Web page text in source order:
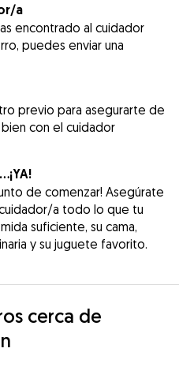
a
encontrado al cuidador
puedes enviar una
previo para asegurarte de
con el cuidador
de comenzar! Asegúrate
a todo lo que tu
suficiente, su cama,
y su juguete favorito.
cerca de